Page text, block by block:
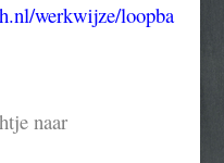
werkwijze/loopba
naar